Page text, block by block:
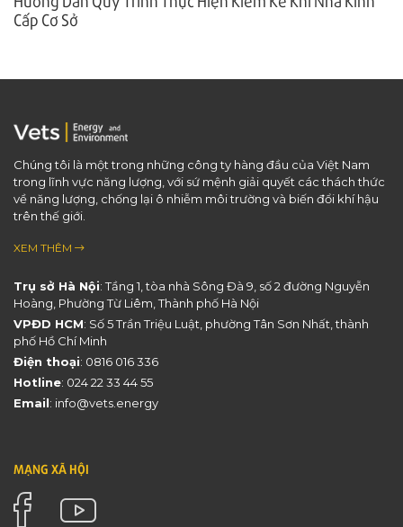
Cấp Cơ Sở
Chúng tôi là một trong những công ty hàng đầu của Việt Nam
trong lĩnh vực năng lượng, với sứ mệnh giải quyết các thách thức
về năng lượng, chống lại ô nhiễm môi trường và biến đổi khí hậu
trên thế giới.
XEM THÊM
Trụ sở Hà Nội: Tầng 1, tòa nhà Sông Đà 9, số 2 đường Nguyễn
Hoàng, Phường Từ Liêm, Thành phố Hà Nội
VPĐD HCM: Số 5 Trần Triệu Luật, phường Tân Sơn Nhất, thành
phố Hồ Chí Minh
Điện thoại: 0816 016 336
Hotline: 024 22 33 44 55
Email: info@vets.energy
MẠNG XÃ HỘI